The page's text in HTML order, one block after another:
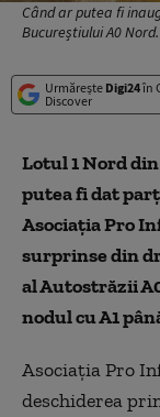
Când ar putea fi
Bucureștiului A0
Urmărește Digi24în
Discover
Lotul 1 Nord
putea fi dat
Asociația Pro
surprinse din
al Autostrăzii
nodul cu A1
Asociația Pro
deschiderea